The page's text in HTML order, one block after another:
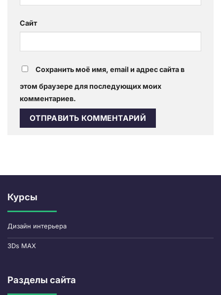
Сайт
Сохранить моё имя, email и адрес сайта в
этом браузере для последующих моих
комментариев.
Курсы
Дизайн интерьера
3Ds MAX
Разделы сайта